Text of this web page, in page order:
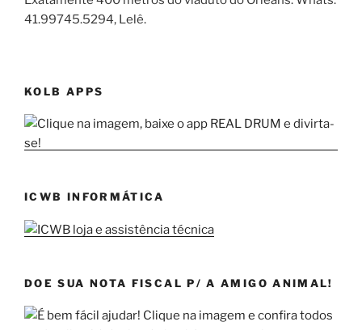
41.99745.5294, Lelê.
KOLB APPS
ICWB INFORMÁTICA
DOE SUA NOTA FISCAL P/ A AMIGO ANIMAL!